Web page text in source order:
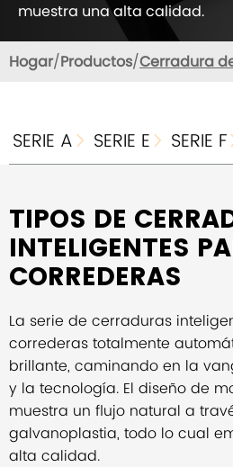
muestra una alta calidad.
Hogar Productos Cerradura
SERIE A  SERIE E  SERIE F
TIPOS DE
INTELIGENTES
CORREDERAS
La serie de cerraduras
correderas totalmente
brillante, caminando en la
y la tecnología. El diseño de
muestra un flujo natural a
galvanoplastia, todo lo cual
alta calidad.